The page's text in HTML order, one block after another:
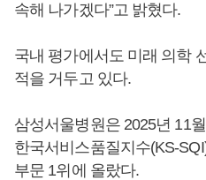
속해 나가겠다”고 밝혔다.
국내 평가에서도 미래 의학
적을 거두고 있다.
삼성서울병원은 2025년 11
한국서비스품질지수(KS-
부문 1위에 올랐다.